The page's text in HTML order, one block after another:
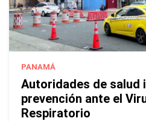
PANAMÁ
Autoridades de salud
prevención ante el
Respiratorio